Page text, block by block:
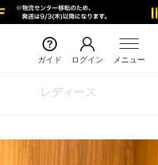
ガイド ログイン メニュー
レディース